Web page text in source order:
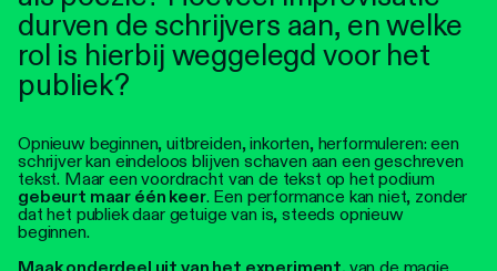
durven de schrijvers aan, en welke
rol is hierbij weggelegd voor het
publiek?
Opnieuw beginnen, uitbreiden, inkorten, herformuleren: een
schrijver kan eindeloos blijven schaven aan een geschreven
tekst. Maar een voordracht van de tekst op het podium
gebeurt maar één keer. Een performance kan niet, zonder
dat het publiek daar getuige van is, steeds opnieuw
beginnen.